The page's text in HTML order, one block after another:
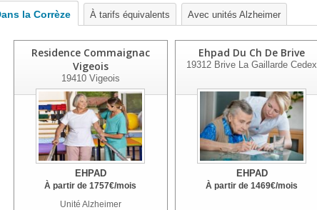
la Corrèze À tarifs équivalents Avec unités Alzheimer
Residence Commaignac
Vigeois
19410Vigeois
EHPAD
À partir de 1757€/mois
Unité Alzheimer
Ehpad Du Ch De Brive
19312 Brive La Gaillarde Cedex
EHPAD
À partir de1469€/mois